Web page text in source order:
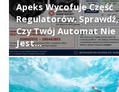
Apeks Wycofuje Część
Regulatorów. Sprawdź,
Czy Twój Automat Nie
Jest…